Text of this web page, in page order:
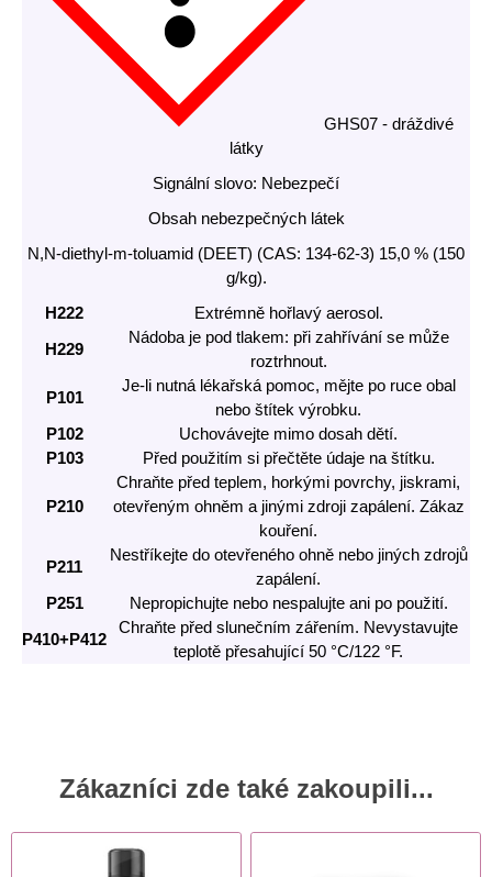
GHS07 - dráždivé
látky
Signální slovo: Nebezpečí
Obsah nebezpečných látek
N,N-diethyl-m-toluamid (DEET) (CAS: 134-62-3) 15,0 % (150
g/kg).
H222
Extrémně hořlavý aerosol.
H229
Nádoba je pod tlakem: při zahřívání se může
roztrhnout.
P101
Je-li nutná lékařská pomoc, mějte po ruce obal
nebo štítek výrobku.
P102
Uchovávejte mimo dosah dětí.
P103
Před použitím si přečtěte údaje na štítku.
P210
Chraňte před teplem, horkými povrchy, jiskrami,
otevřeným ohněm a jinými zdroji zapálení. Zákaz
kouření.
P211
Nestříkejte do otevřeného ohně nebo jiných zdrojů
zapálení.
P251
Nepropichujte nebo nespalujte ani po použití.
P410+P412
Chraňte před slunečním zářením. Nevystavujte
teplotě přesahující 50 °C/122 °F.
Zákazníci zde také zakoupili...